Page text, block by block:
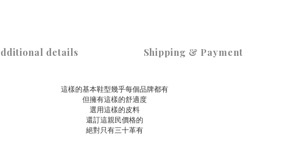
details Shipping & Payment
這樣的基本鞋型幾乎每個品牌都有
但擁有這樣的舒適度
選用這樣的皮料
還訂這親民價格的
絕對只有三十革有